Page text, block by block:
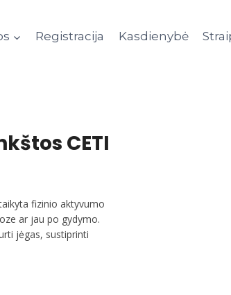
Registracija Kasdienybė
CETI
fizinio aktyvumo
ar jau po gydymo.
jėgas, sustiprinti